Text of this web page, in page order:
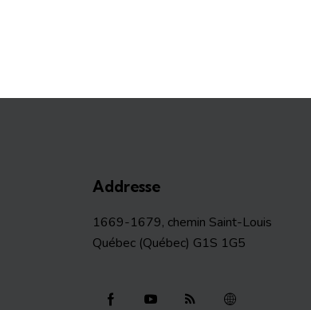
Addresse
1669-1679, chemin Saint-Louis
Québec (Québec) G1S 1G5